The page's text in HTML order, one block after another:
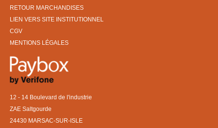
RETOUR MARCHANDISES
LIEN VERS SITE INSTITUTIONNEL
CGV
MENTIONS LÉGALES
12 - 14 Boulevard de l'industrie
ZAE Saltgourde
24430 MARSAC-SUR-ISLE